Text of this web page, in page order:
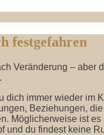
festgefahren
Veränderung – aber
dich immer wieder im
Beziehungen,
Möglicherweise ist es
und du findest keine